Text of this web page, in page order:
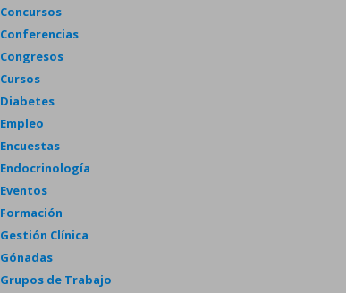
Concursos
Conferencias
Congresos
Cursos
Diabetes
Empleo
Encuestas
Endocrinología
Eventos
Formación
Gestión Clínica
Gónadas
Grupos de Trabajo